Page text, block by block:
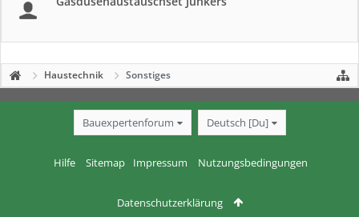
Haustechnik Sonstiges
Bauexpertenforum Deutsch [Du]
Hilfe Sitemap Impressum Nutzungsbedingungen
Datenschutzerklärung